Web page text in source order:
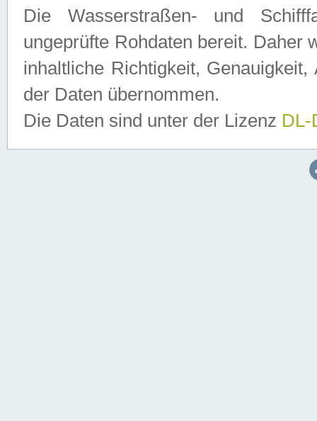
Die Wasserstraßen- und
ungeprüfte Rohdaten bereit. Daher
inhaltliche Richtigkeit,
der Daten übernommen.
Die Daten sind unter der Lizenz